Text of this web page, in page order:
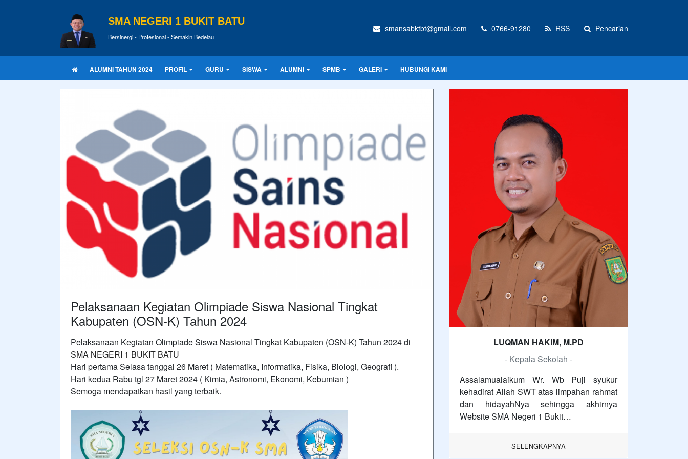
SMA NEGERI 1 BUKIT BATU
Bersinergi - Profesional - Semakin Bedelau
smansabktbt@gmail.com 0766-91280 RSS Pencarian
ALUMNI TAHUN 2024 PROFIL GURU SISWA ALUMNI SPMB GALERI HUBUNGI KAMI
Pelaksanaan Kegiatan Olimpiade Siswa Nasional Tingkat
Kabupaten (OSN-K) Tahun 2024
Pelaksanaan Kegiatan Olimpiade Siswa Nasional Tingkat Kabupaten (OSN-K) Tahun 2024 di
SMA NEGERI 1 BUKIT BATU
Hari pertama Selasa tanggal 26 Maret ( Matematika, Informatika, Fisika, Biologi, Geografi ).
Hari kedua Rabu tgl 27 Maret 2024 ( Kimia, Astronomi, Ekonomi, Kebumian )
Semoga mendapatkan hasil yang terbaik.
LUQMAN HAKIM, M.PD
- Kepala Sekolah -
Assalamualaikum Wr. Wb Puji syukur
kehadirat Allah SWT atas limpahan rahmat
dan hidayahNya sehingga akhirnya
Website SMA Negeri 1 Bukit…
SELENGKAPNYA